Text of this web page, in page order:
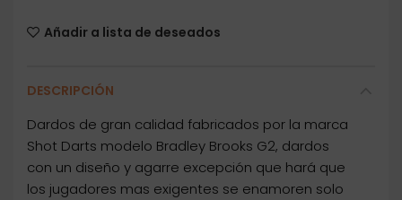
Añadir a lista de deseados
DESCRIPCIÓN
Dardos de gran calidad fabricados por la marca
Shot Darts modelo Bradley Brooks G2, dardos
con un diseño y agarre excepción que hará que
los jugadores mas exigentes se enamoren solo